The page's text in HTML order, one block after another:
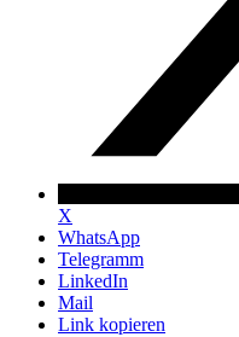
X
WhatsApp
Telegramm
LinkedIn
Mail
Link kopieren